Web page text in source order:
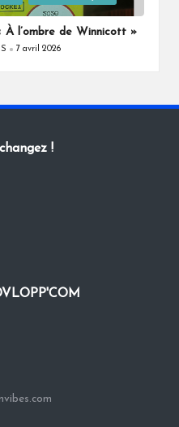
À l’ombre de Winnicott »
7 avril 2026
!